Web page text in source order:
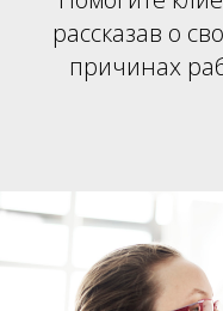
рассказав о
причинах